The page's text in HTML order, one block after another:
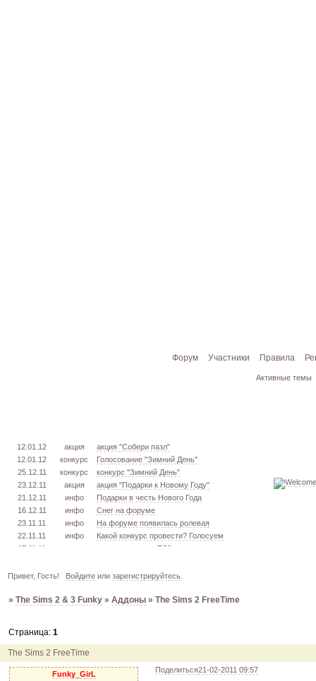
Форум Участники Правила
Активные темы
12.01.12 акция
акция "Собери пазл"
12.01.12
конкурс
Голосование "Зимний День"
25.12.11
конкурс
конкурс "Зимний День"
23.12.11
акция
акция "Подарки к Новому Году"
21.12.11
инфо
Подарки в честь Нового Года
16.12.11
инфо
Снег на форуме
23.11.11
инфо
На форуме появилась ролевая
22.11.11
инфо
Какой конкурс провести? Голосуем
17.11.11
извлекаем меш. TS3
15.11.11
урок
создаём свою обувь! TS3
03.10.11
инфо
город из GTA VC в игре TS3
12.04.11
04.04.11
акция
04.04.11
акция акция "Downloads"
Привет, Гость! Войдитеили зарегистрируйтесь.
»The Sims 2 & 3 Funky »Аддоны »The Sims 2 FreeTime
The Sims 2 FreeTime
Страница:1
Поделиться21-02-2011 09:57
Funky_GirL